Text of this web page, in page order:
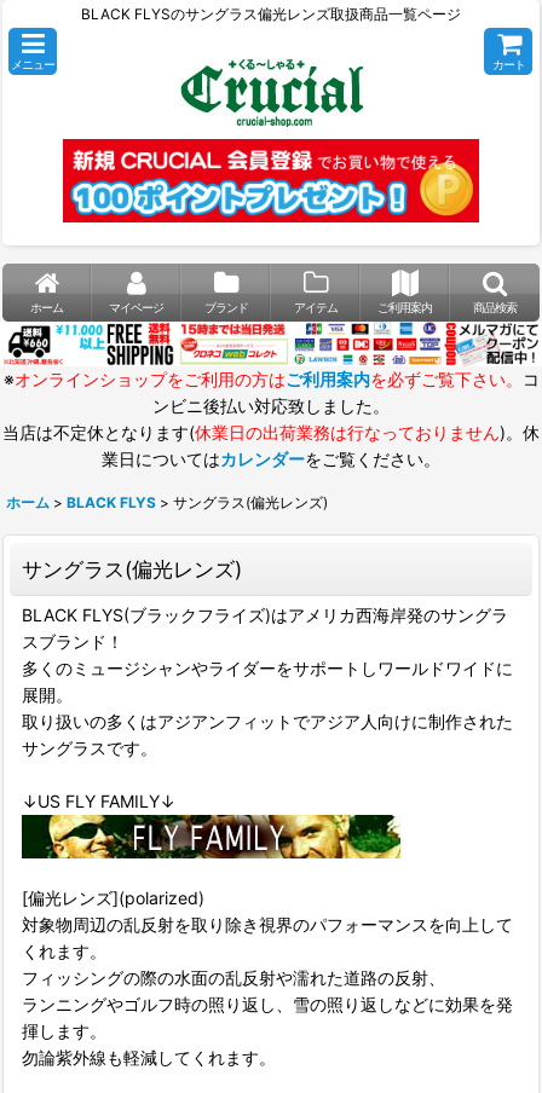
BLACK FLYSのサングラス偏光レンズ取扱商品一覧ページ
メニュー カート
ホーム マイページ ブランド アイテム ご利用案内 商品検索
※オンラインショップをご利用の方はご利用案内を必ずご覧下さい。
コ
ンビニ後払い対応致しました。
当店は不定休となります(休業日の出荷業務は行なっておりません)。休
業日についてはカレンダーをご覧ください。
ホーム > BLACK FLYS > サングラス(偏光レンズ)
サングラス(偏光レンズ)
BLACK FLYS(ブラックフライズ)はアメリカ西海岸発のサングラ
スブランド！
多くのミュージシャンやライダーをサポートしワールドワイドに
展開。
取り扱いの多くはアジアンフィットでアジア人向けに制作された
サングラスです。
↓US FLY FAMILY↓
[偏光レンズ](polarized)
対象物周辺の乱反射を取り除き視界のパフォーマンスを向上して
くれます。
フィッシングの際の水面の乱反射や濡れた道路の反射、
ランニングやゴルフ時の照り返し、雪の照り返しなどに効果を発
揮します。
勿論紫外線も軽減してくれます。